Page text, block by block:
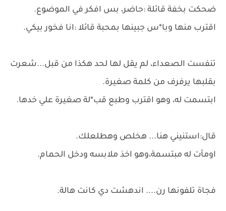
ضحكت بخفة قائلة :حاضر، بس افكر في الموضوع.
اقترب منها وبا*س جبينها بمحبة قائلا :انا فخور بيكي.
تنفست الصعداء، لم يقل لها لحد هكذا من قبل...شعرت
بقلبها يرفرف من كلمة صغيرة.
ابتسمت له، وهو اقترب وطبع قب*لة صغيرة علي خدها.
قال:استنيني هنا... هخلص وهطلعلك.
اومأت له مبتسمة،وهو اخذ ملابسه ودخل الحمام.
فجاة تلفونها رن.... اندهشت دي كانت هالة.